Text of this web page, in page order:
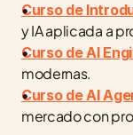
Curso de
y IA aplicada a
Curso de AI
modernas.
Curso de AI
mercado con